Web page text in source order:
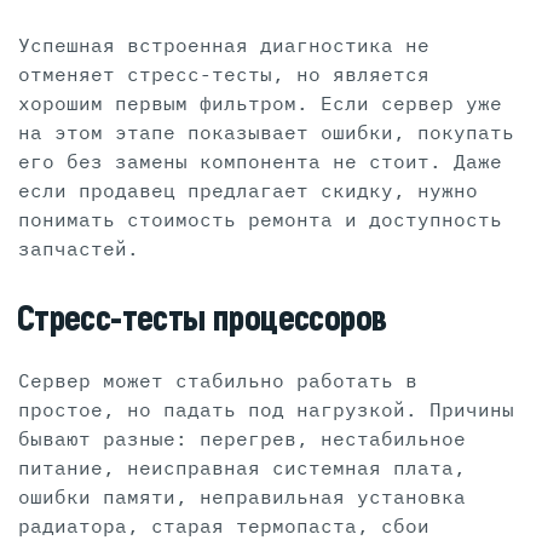
Успешная встроенная диагностика не
отменяет стресс-тесты, но является
хорошим первым фильтром. Если сервер уже
на этом этапе показывает ошибки, покупать
его без замены компонента не стоит. Даже
если продавец предлагает скидку, нужно
понимать стоимость ремонта и доступность
запчастей.
Стресс-тесты процессоров
Сервер может стабильно работать в
простое, но падать под нагрузкой. Причины
бывают разные: перегрев, нестабильное
питание, неисправная системная плата,
ошибки памяти, неправильная установка
радиатора, старая термопаста, сбои